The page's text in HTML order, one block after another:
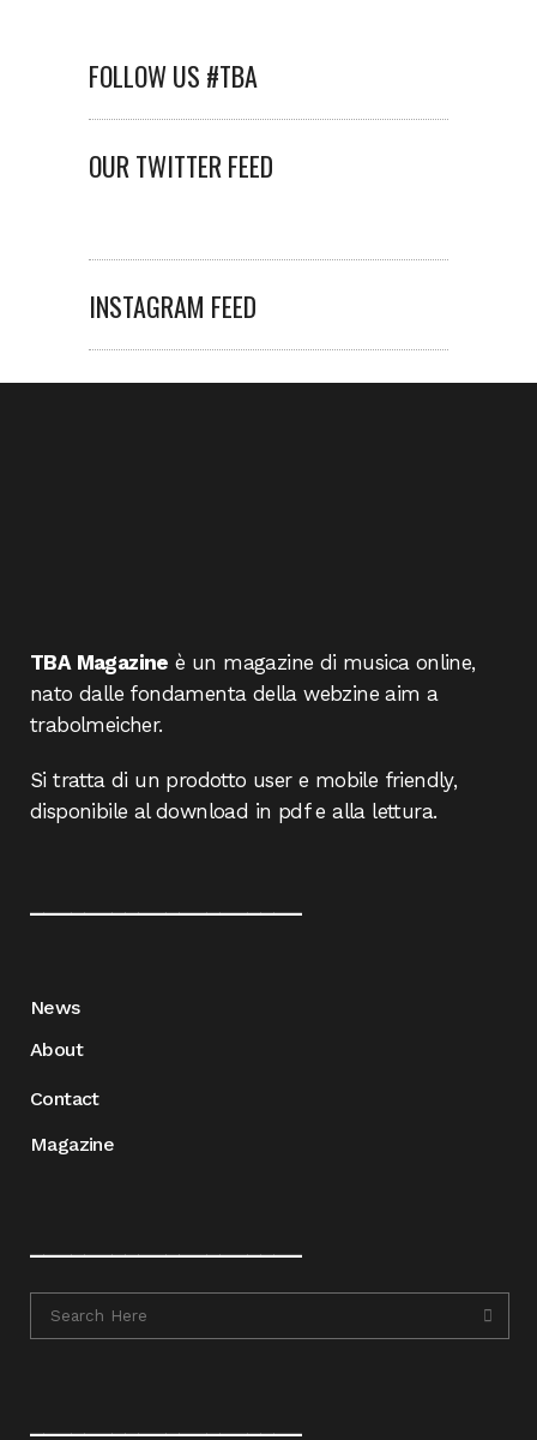
FOLLOW US #TBA
OUR TWITTER FEED
INSTAGRAM FEED
TBA Magazine è un magazine di musica online,
nato dalle fondamenta della webzine aim a
trabolmeicher.
Si tratta di un prodotto user e mobile friendly,
disponibile al download in pdf e alla lettura.
News
About
Contact
Magazine